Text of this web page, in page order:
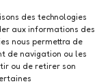
des technologies
aux informations des
nous permettra de
de navigation ou les
ou de retirer son